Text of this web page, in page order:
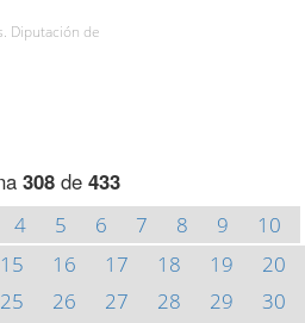
Diputación de
308de 433
4 5 6 7 8 9
10
15 16 17 18 19
20
25 26 27 28 29
30